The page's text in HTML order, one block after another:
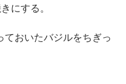
にする。
ておいたバジルをちぎっ